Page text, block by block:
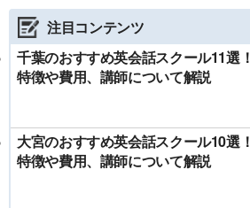
注目コンテンツ
千葉のおすすめ英会話スクール11選！
特徴や費用、講師について解説
大宮のおすすめ英会話スクール10選！
特徴や費用、講師について解説